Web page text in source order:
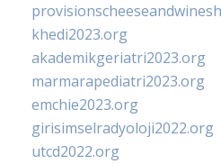
khedi2023.org
akademikgeriatri2023.org
marmarapediatri2023.org
emchie2023.org
girisimselradyoloji2022.org
utcd2022.org